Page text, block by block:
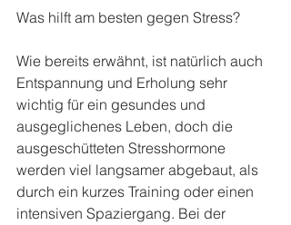
Was hilft am besten gegen Stress?
Wie bereits erwähnt, ist natürlich auch
Entspannung und Erholung sehr
wichtig für ein gesundes und
ausgeglichenes Leben, doch die
ausgeschütteten Stresshormone
werden viel langsamer abgebaut, als
durch ein kurzes Training oder einen
intensiven Spaziergang. Bei der